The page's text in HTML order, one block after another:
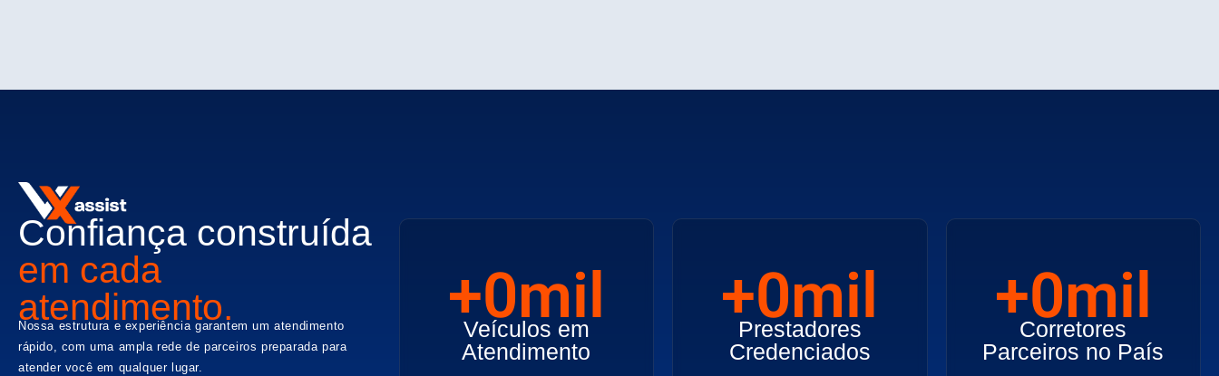
Confiança construída
em cada
atendimento.
Nossa estrutura e experiência garantem um atendimento
rápido, com uma ampla rede de parceiros preparada para
atender você em qualquer lugar.
+0mil
Veículos em
Atendimento
+0mil
Prestadores
Credenciados
+0mil
Corretores
Parceiros no País